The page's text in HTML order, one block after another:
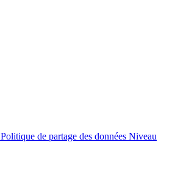
Politique de partage des données Niveau